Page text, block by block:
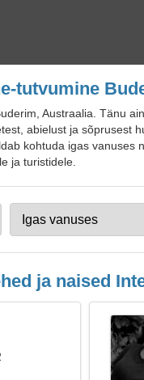
tutvumine
Austraalia. Tänu
abielust ja sõprusest
kohtuda igas
ja turistidele.
ja naised